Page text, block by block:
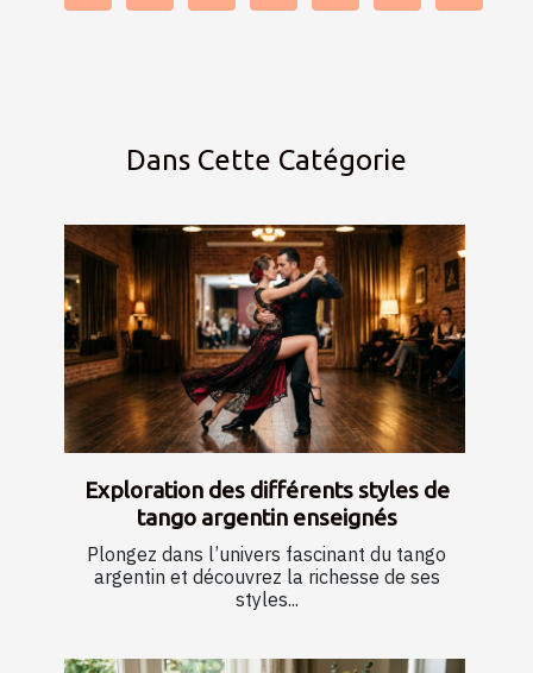
Dans Cette Catégorie
Exploration des différents styles de
tango argentin enseignés
Plongez dans l’univers fascinant du tango
argentin et découvrez la richesse de ses
styles...